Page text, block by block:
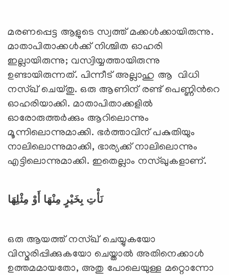
മരണപ്പെട്ട ആളുടെ സ്വത്ത് മക്കള്‍ക്കായിരുന്നു.
മാതാപിതാക്കള്‍ക്ക് നിശ്ചിത ഓഹരി
ഇല്ലായിരുന്നു; വസ്വിയ്യത്തായിരുന്നു
ഉണ്ടായിരുന്നത്. പിന്നീട് അല്ലാഹു ആ വിധി
നസ്ഖ് ചെയ്തു. ഒരു ആണിന് രണ്ട് പെണ്ണിന്‍റെ
ഓഹരിയാക്കി. മാതാപിതാക്കളില്‍
ഓരോരുത്തര്‍ക്കും ആറിലൊന്നും
മൂന്നിലൊന്നുമാക്കി. ഭര്‍ത്താവിന് പകുതിയും
നാലിലൊന്നുമാക്കി, ഭാര്യക്ക് നാലിലൊന്നും
എട്ടിലൊന്നുമാക്കി. ഇതെല്ലാം നസ്ഖുകളാണ്.
نَأْتِ بِخَيْرٍ مِنْهَا أَوْ مِثْلِهَا
ഒരു ആയത്ത് നസ്ഖ് ചെയ്യുകയോ
വിസ്മരിപ്പിക്കുകയോ ചെയ്താല്‍ അതിനെക്കാള്‍
ഉത്തമമായതോ, അതു പോലെയുള്ള മറ്റൊന്നോ